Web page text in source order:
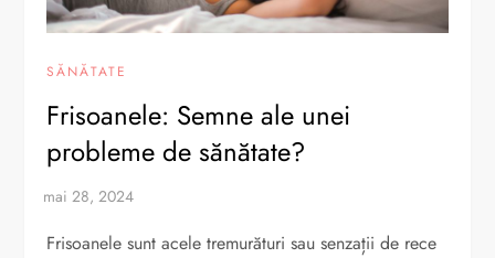
SĂNĂTATE
Frisoanele: Semne ale unei
probleme de sănătate?
Frisoanele sunt acele tremurături sau senzații de rece